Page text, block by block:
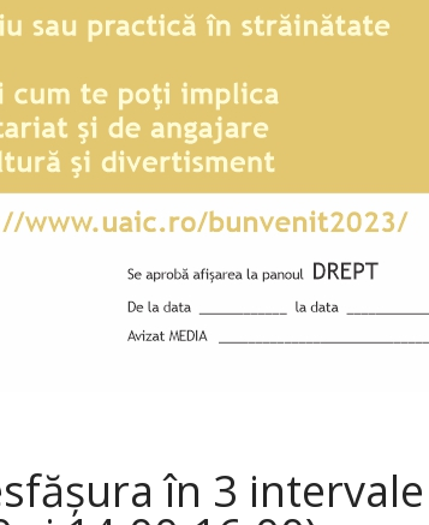
în 3 intervale